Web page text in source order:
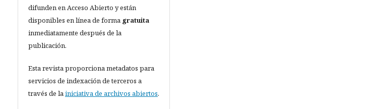
difunden en Acceso Abierto y están
disponibles en línea de forma gratuita
inmediatamente después de la
publicación.
Esta revista proporciona metadatos para
servicios de indexación de terceros a
través de lainiciativa de archivos abiertos.